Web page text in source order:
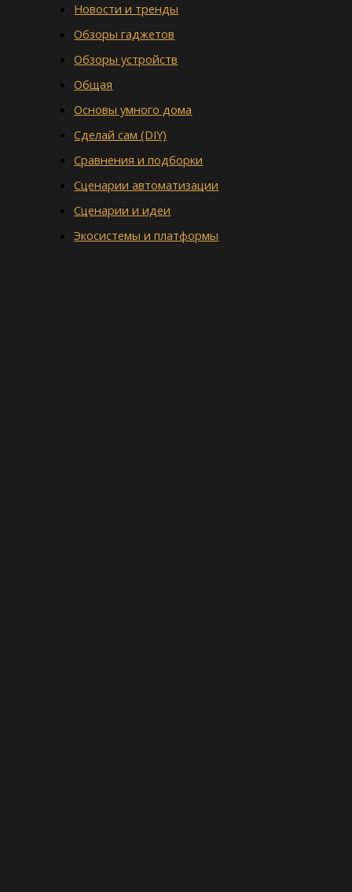
Новости и тренды
Обзоры гаджетов
Обзоры устройств
Общая
Основы умного дома
Сделай сам (DIY)
Сравнения и подборки
Сценарии автоматизации
Сценарии и идеи
Экосистемы и платформы